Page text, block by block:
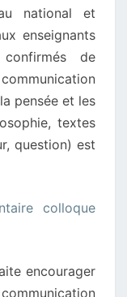
national et
enseignants
de
pensée et les
textes
question) est
colloque
encourager